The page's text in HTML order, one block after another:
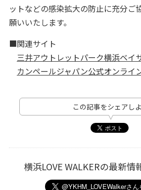
ットなどの感染拡大の防止に充分ご
願いいたします。
■関連サイト
三井アウトレットパーク横浜ベイ
カンペールジャパン公式オンライ
この記事をシェアし
横浜LOVE WALKERの最新情